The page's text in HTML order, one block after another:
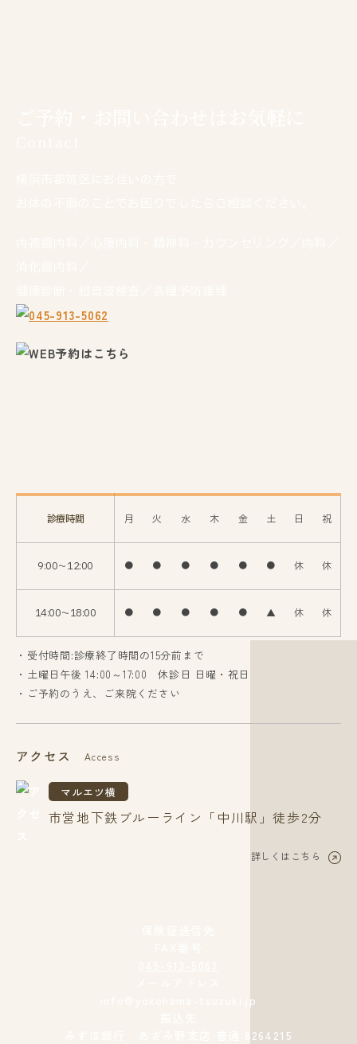
診療時間 月 火 水 木 金 土 日 祝
9:00〜12:00 ● ● ● ● ● ● 休 休
14:00〜18:00 ● ● ● ● ● ▲ 休 休
・受付時間:診療終了時間の15分前まで
・土曜日午後 14:00～17:00 休診日 日曜・祝日
・ご予約のうえ、ご来院ください
アクセス Access
マルエツ横
市営地下鉄ブルーライン「中川駅」徒歩2分
詳しくはこちら
info@yokohama-tsuzuki.jp
みずほ銀行 あざみ野支店 普通 8264215